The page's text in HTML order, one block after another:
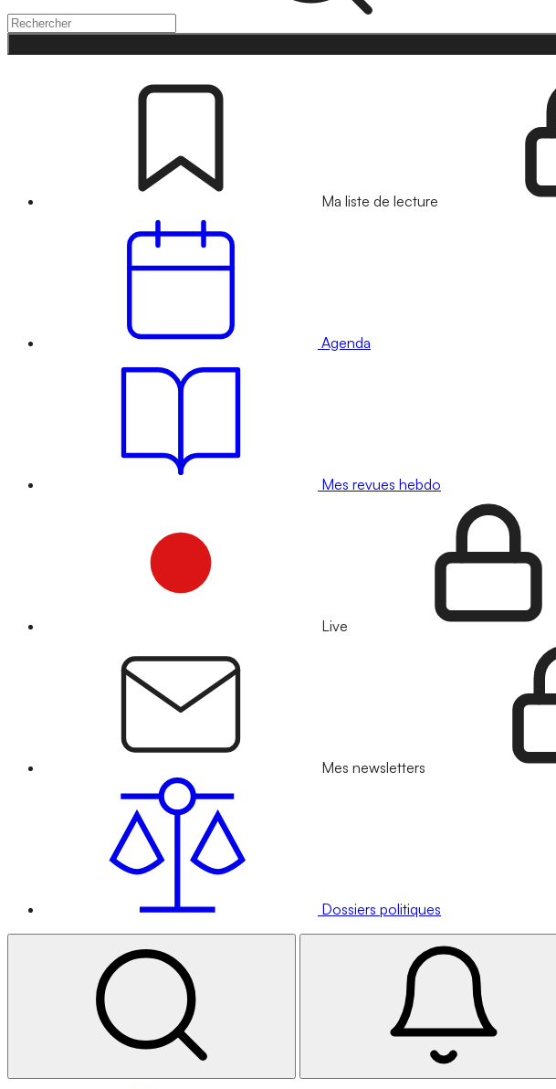
Ma liste de lecture
Agenda
Mes revues hebdo
Live
Mes newsletters
Dossiers politiques